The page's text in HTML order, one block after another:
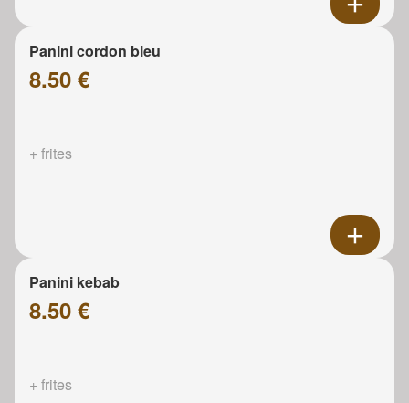
Panini cordon bleu
8.50 €
+ frites
Panini kebab
8.50 €
+ frites